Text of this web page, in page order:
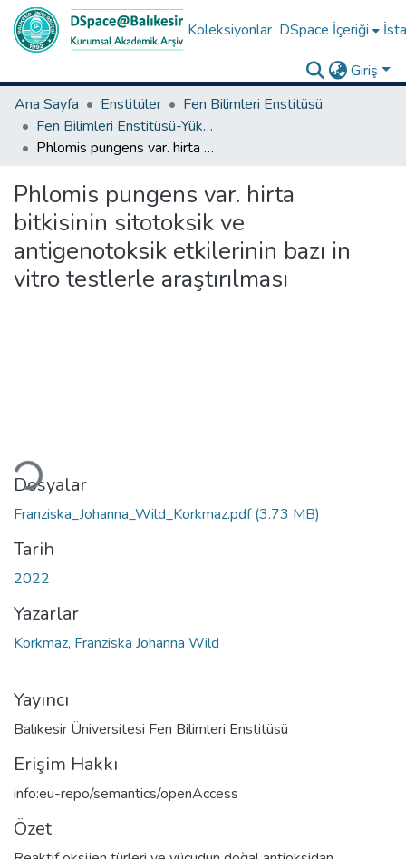
Koleksiyonlar DSpace İçeriği
Giriş
Ana Sayfa
Enstitüler
Fen Bilimleri Enstitüsü
Fen Bilimleri Enstitüsü-Yüksek Lisans Tezleri
Phlomis pungens var. hirta bitkisinin sitotoksik ve antigenotoksik etkilerinin bazı in vitro testlerle araştırılması
Phlomis pungens var. hirta
bitkisinin sitotoksik ve
antigenotoksik etkilerinin bazı in
vitro testlerle araştırılması
Yükleniyor...
Dosyalar
Franziska_Johanna_Wild_Korkmaz.pdf(3.73 MB)
Tarih
2022
Yazarlar
Korkmaz, Franziska Johanna Wild
Yayıncı
Balıkesir Üniversitesi Fen Bilimleri Enstitüsü
Erişim Hakkı
info:eu-repo/semantics/openAccess
Özet